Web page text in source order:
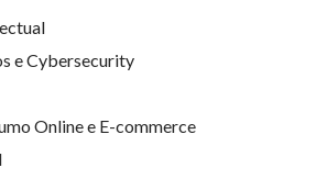
e Cybersecurity
Online e E-commerce